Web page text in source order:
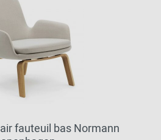
fauteuil bas Normann